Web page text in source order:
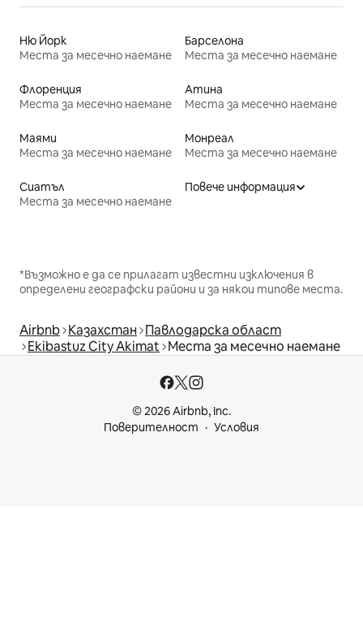
Ню Йорк
Места за месечно наемане
Барселона
Места за месечно наемане
Флоренция
Места за месечно наемане
Атина
Места за месечно наемане
Маями
Места за месечно наемане
Монреал
Места за месечно наемане
Сиатъл
Места за месечно наемане
Повече информация
*Възможно е да се прилагат известни изключения в
определени географски райони и за някои типове места.
Airbnb Казахстан Павлодарска област
Ekibastuz City Akimat Места за месечно наемане
© 2026 Airbnb, Inc.
Поверителност
Условия